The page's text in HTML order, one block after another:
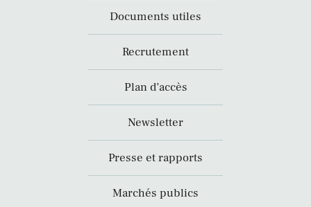
Documents utiles
Recrutement
Plan d’accès
Newsletter
Presse et rapports
Marchés publics